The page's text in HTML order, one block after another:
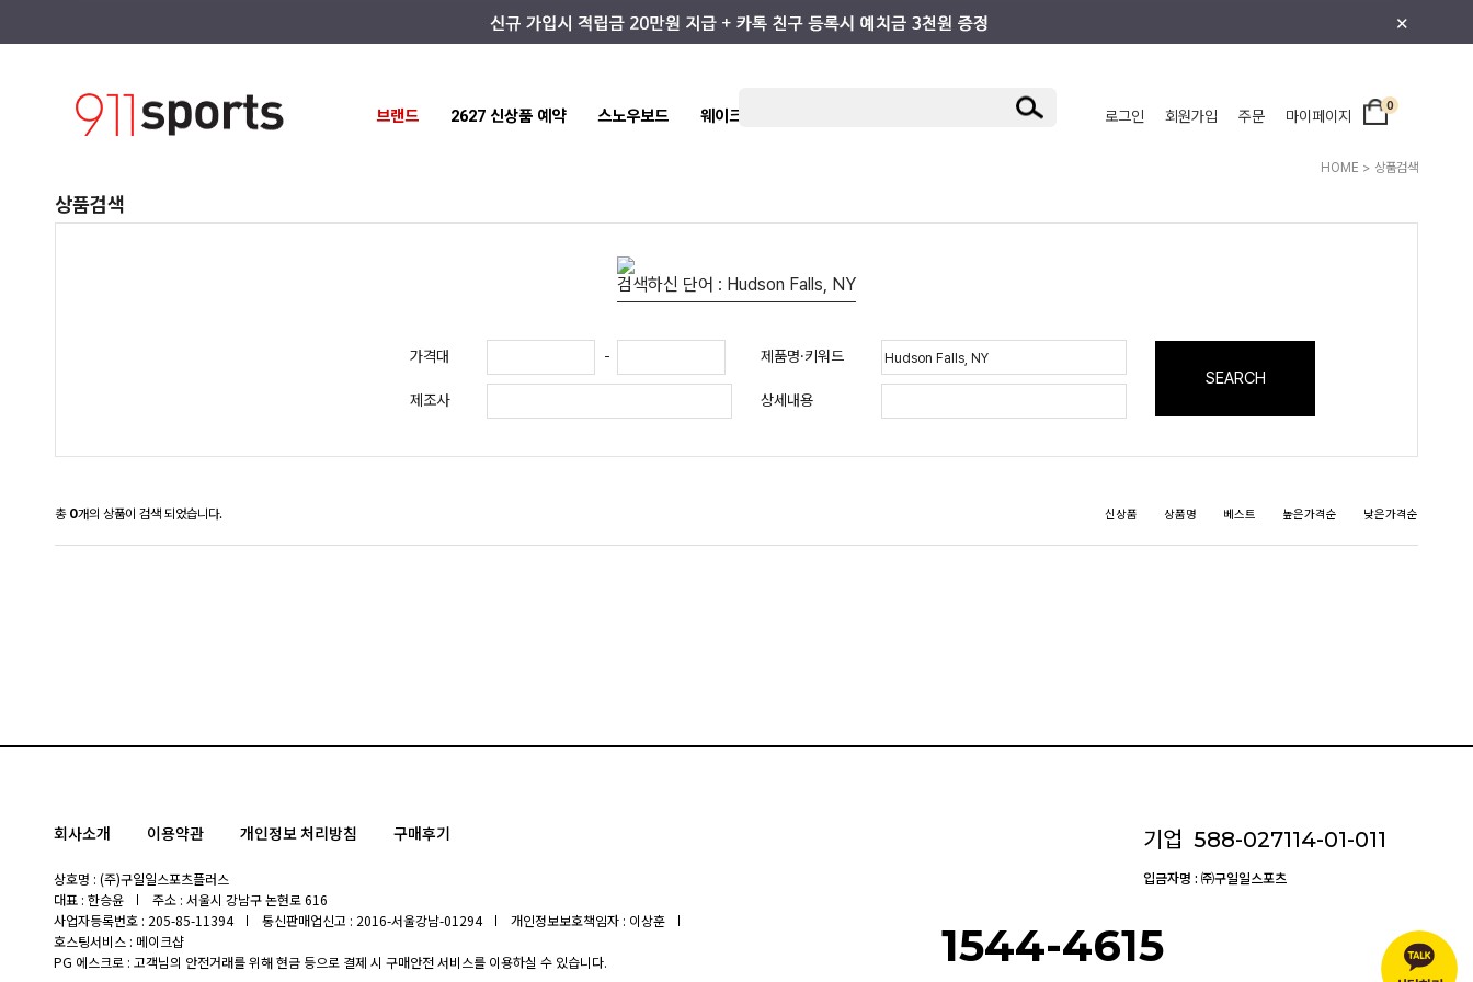
×
브랜드 2627 신상품 예약 스노우보드 웨이크/서핑 키즈/주니어 로그인 회원가입 주문 마이페이지
0
HOME > 상품검색
상품검색
검색하신 단어 : Hudson Falls, NY
가격대 - 제품명·키워드
SEARCH
제조사 상세내용
총 0개의 상품이 검색 되었습니다. 신상품 상품명 베스트 높은가격순 낮은가격순
회사소개 이용약관 개인정보 처리방침 구매후기
상호명 : (주)구일일스포츠플러스
대표 : 한승윤
주소 : 서울시 강남구 논현로 616
사업자등록번호 : 205-85-11394
통신판매업신고 : 2016-서울강남-01294
개인정보보호책임자 : 이상훈
호스팅서비스 : 메이크샵
PG 에스크로 : 고객님의 안전거래를 위해 현금 등으로 결제 시 구매안전 서비스를 이용하실 수 있습니다.
기업 588-027114-01-011
입금자명 : ㈜구일일스포츠
1544-4615